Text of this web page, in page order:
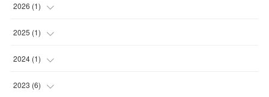
2026 (1)
( )
2025 (1)
( )
2024 (1)
( )
2023 (6)